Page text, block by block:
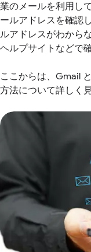
業のメールを利用し
ールアドレスを確認
ルアドレスがわから
ヘルプサイトなどで
ここからは、Gmail
方法について詳しく